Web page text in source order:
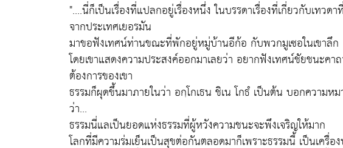
"....นี่ก็เป็นเรื่องที่แปลกอยู่เรื่องหนึ่ง ในบรรดาเรื่องที่เกี่ยวกับเทวด
จากประเทศเยอรมัน
มาขอฟังเทศน์ท่านขณะที่พักอยู่หมู่บ้านอีก้อ กับพวกมูเซอในเขาลึก
โดยเขาแสดงความประสงค์ออกมาเลยว่า อยากฟังเทศน์ชัยชนะค
ต้องการของเขา
ธรรมก็ผุดขึ้นมาภายในว่า อกฺโกเธน ชิเน โกธํ เป็นต้น บอกความ
ว่า...
ธรรมนี่แลเป็นยอดแห่งธรรมที่ผู้หวังความชนะจะพึงเจริญให้มาก
โลกที่มีความร่มเย็นเป็นสุขต่อกันตลอดมาก็เพราะธรรมนี้ เป็นเครื่